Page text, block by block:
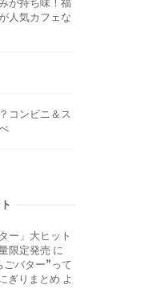
人気カフェな
コンビニ＆ス
ー」大ヒット
限定発売 に
ごバター”って
ぎりまとめ よ